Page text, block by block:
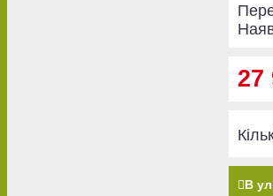
27
В